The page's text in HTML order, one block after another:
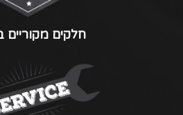
חלקים מקוריים